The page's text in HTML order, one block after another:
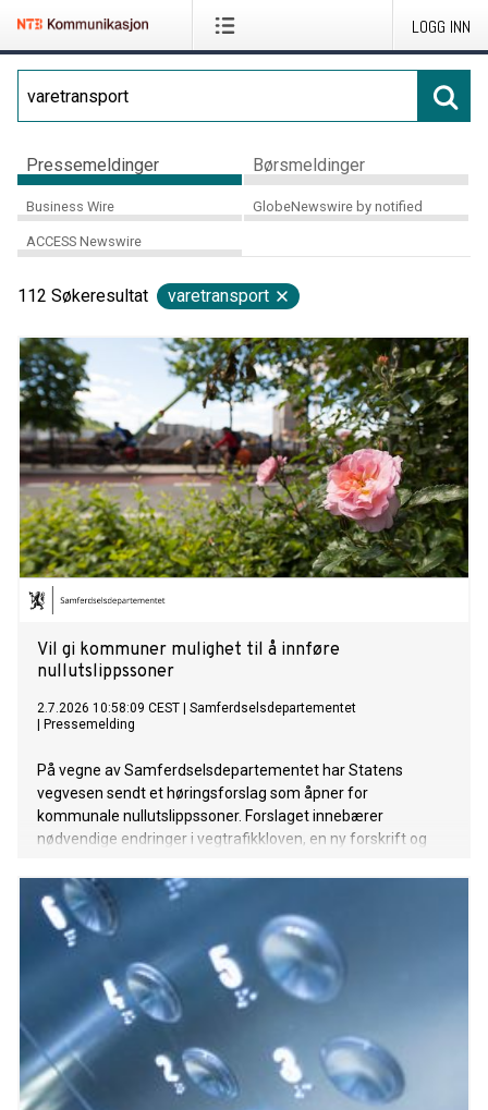
LOGG INN
Pressemeldinger Børsmeldinger
Business Wire GlobeNewswire by notified
ACCESS Newswire
112 Søkeresultat varetransport
Vil gi kommuner mulighet til å innføre
nullutslippssoner
2.7.2026 10:58:09 CEST
Samferdselsdepartementet
Pressemelding
På vegne av Samferdselsdepartementet har Statens
vegvesen sendt et høringsforslag som åpner for
kommunale nullutslippssoner. Forslaget innebærer
nødvendige endringer i vegtrafikkloven, en ny forskrift og
fremskynde overgangen til nullutslippsvarebiler.